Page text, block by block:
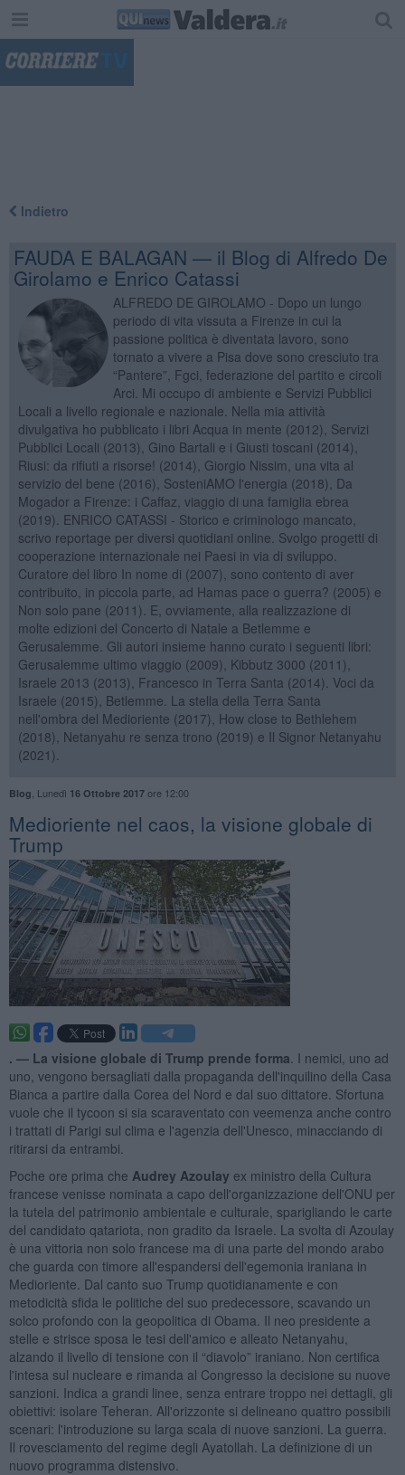
Indietro
FAUDA E BALAGAN — il Blog di Alfredo De
Girolamo e Enrico Catassi
ALFREDO DE GIROLAMO - Dopo un lungo
periodo di vita vissuta a Firenze in cui la
passione politica è diventata lavoro, sono
tornato a vivere a Pisa dove sono cresciuto tra
“Pantere”, Fgci, federazione del partito e circoli
Arci. Mi occupo di ambiente e Servizi Pubblici
Locali a livello regionale e nazionale. Nella mia attività
divulgativa ho pubblicato i libri Acqua in mente (2012), Servizi
Pubblici Locali (2013), Gino Bartali e i Giusti toscani (2014),
Riusi: da rifiuti a risorse! (2014), Giorgio Nissim, una vita al
servizio del bene (2016), SosteniAMO l'energia (2018), Da
Mogador a Firenze: i Caffaz, viaggio di una famiglia ebrea
(2019). ENRICO CATASSI - Storico e criminologo mancato,
scrivo reportage per diversi quotidiani online. Svolgo progetti di
cooperazione internazionale nei Paesi in via di sviluppo.
Curatore del libro In nome di (2007), sono contento di aver
contribuito, in piccola parte, ad Hamas pace o guerra? (2005) e
Non solo pane (2011). E, ovviamente, alla realizzazione di
molte edizioni del Concerto di Natale a Betlemme e
Gerusalemme. Gli autori insieme hanno curato i seguenti libri:
Gerusalemme ultimo viaggio (2009), Kibbutz 3000 (2011),
Israele 2013 (2013), Francesco in Terra Santa (2014). Voci da
Israele (2015), Betlemme. La stella della Terra Santa
nell'ombra del Medioriente (2017), How close to Bethlehem
(2018), Netanyahu re senza trono (2019) e Il Signor Netanyahu
(2021).
Blog Lunedì 16 Ottobre 2017ore 12:00
Medioriente nel caos, la visione globale di
Trump
. — La visione globale di Trump prende forma . I nemici, uno ad
uno, vengono bersagliati dalla propaganda dell'inquilino della Casa
Bianca a partire dalla Corea del Nord e dal suo dittatore. Sfortuna
vuole che il tycoon si sia scaraventato con veemenza anche contro
i trattati di Parigi sul clima e l'agenzia dell'Unesco, minacciando di
ritirarsi da entrambi.
Poche ore prima che Audrey Azoulay ex ministro della Cultura
francese venisse nominata a capo dell'organizzazione dell'ONU per
la tutela del patrimonio ambientale e culturale, sparigliando le carte
del candidato qatariota, non gradito da Israele. La svolta di Azoulay
è una vittoria non solo francese ma di una parte del mondo arabo
che guarda con timore all'espandersi dell'egemonia iraniana in
Medioriente. Dal canto suo Trump quotidianamente e con
metodicità sfida le politiche del suo predecessore, scavando un
solco profondo con la geopolitica di Obama. Il neo presidente a
stelle e strisce sposa le tesi dell'amico e alleato Netanyahu,
alzando il livello di tensione con il “diavolo” iraniano. Non certifica
l'intesa sul nucleare e rimanda al Congresso la decisione su nuove
sanzioni. Indica a grandi linee, senza entrare troppo nei dettagli, gli
obiettivi: isolare Teheran. All'orizzonte si delineano quattro possibili
scenari: l'introduzione su larga scala di nuove sanzioni. La guerra.
Il rovesciamento del regime degli Ayatollah. La definizione di un
nuovo programma distensivo.